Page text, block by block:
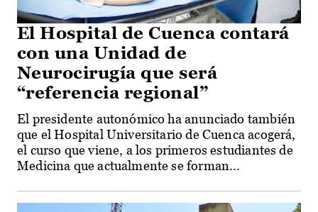
El Hospital de Cuenca contará
con una Unidad de
Neurocirugía que será
“referencia regional”
El presidente autonómico ha anunciado también
que el Hospital Universitario de Cuenca acogerá,
el curso que viene, a los primeros estudiantes de
Medicina que actualmente se forman...